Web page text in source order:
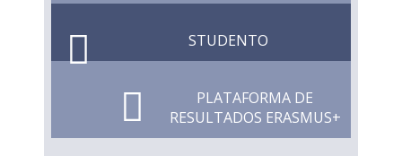
STUDENTO
PLATAFORMA DE
RESULTADOS ERASMUS+